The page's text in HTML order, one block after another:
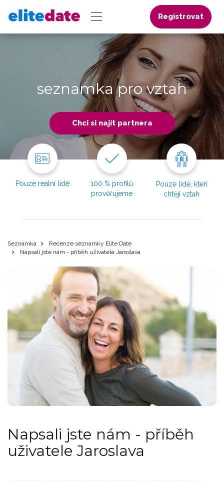
Registrovat
seznamka pro vztah
Chci si najít partnera
Pouze reální lidé
100 % profilů
prověřujeme
Pouze lidé, kteří
chtějí vztah
Seznamka
Recenze seznamky Elite Date
Napsali jste nám - příběh uživatele Jaroslava
Napsali jste nám - příběh
uživatele Jaroslava